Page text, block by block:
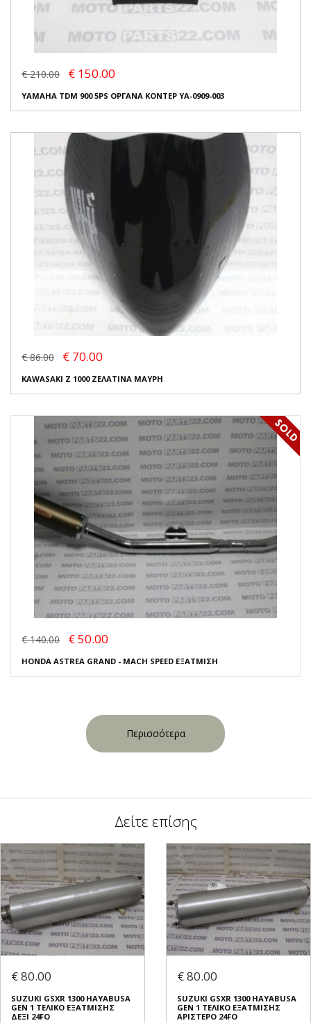
€ 210.00 € 150.00
YAMAHA TDM 900 5PS ΟΡΓΑΝΑ ΚΟΝΤΕΡ YA-0909-003
€ 86.00 € 70.00
KAWASAKI Z 1000 ΖΕΛΑΤΙΝΑ ΜΑΥΡΗ
€ 140.00 € 50.00
HONDA ASTREA GRAND - MACH SPEED ΕΞΑΤΜΙΣΗ
Περισσότερα
Δείτε επίσης
€ 80.00
SUZUKI GSXR 1300 HAYABUSA
GEN 1 ΤΕΛΙΚΟ ΕΞΑΤΜΙΣΗΣ
ΔΕΞΙ 24FO
€ 80.00
SUZUKI GSXR 1300 HAYABUSA
GEN 1 ΤΕΛΙΚΟ ΕΞΑΤΜΙΣΗΣ
ΑΡΙΣΤΕΡΟ 24FO